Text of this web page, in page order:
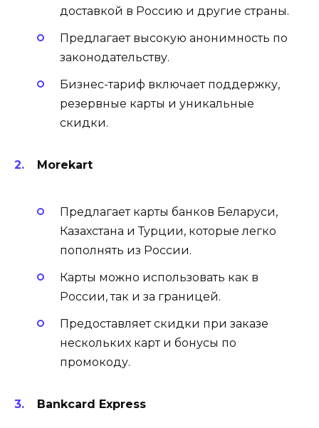
доставкой в Россию и другие страны.
Предлагает высокую анонимность по
законодательству.
Бизнес-тариф включает поддержку,
резервные карты и уникальные
скидки.
Morekart
Предлагает карты банков Беларуси,
Казахстана и Турции, которые легко
пополнять из России.
Карты можно использовать как в
России, так и за границей.
Предоставляет скидки при заказе
нескольких карт и бонусы по
промокоду.
Bankcard Express